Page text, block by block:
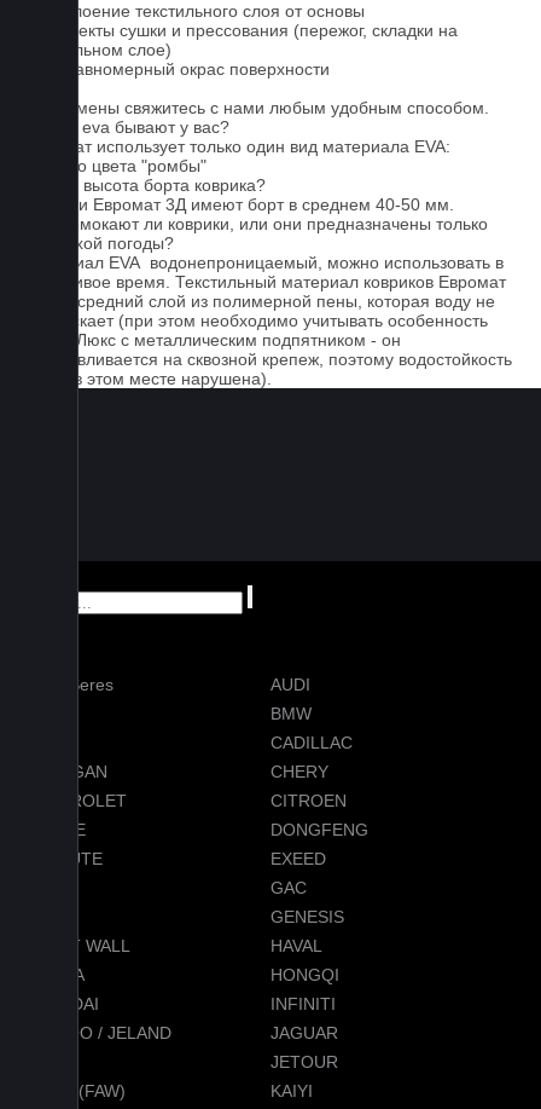
1. Отслоение текстильного слоя от основы
2. Дефекты сушки и прессования (пережог, складки на
текстильном слое)
3. Неравномерный окрас поверхности
Для замены свяжитесь с нами любым удобным способом.
Серые eva бывают у вас?
Евромат использует только один вид материала EVA:
черного цвета "ромбы"
Какова высота борта коврика?
Коврики Евромат 3Д имеют борт в среднем 40-50 мм.
Не промокают ли коврики, или они предназначены только
для сухой погоды?
Материал EVA водонепроницаемый, можно использовать в
дождливое время. Текстильный материал ковриков Евромат
имеет средний слой из полимерной пены, которая воду не
пропускает (при этом необходимо учитывать особенность
серии Люкс с металлическим подпятником - он
устанавливается на сквозной крепеж, поэтому водостойкость
ковра в этом месте нарушена).
AITO Seres
AUDI
BMW
CADILLAC
CHANGAN
CHERY
CHEVROLET
CITROEN
DODGE
DONGFENG
EVOLUTE
EXEED
GAC
GENESIS
GREAT WALL
HAVAL
HONDA
HONGQI
HYUNDAI
INFINITI
JAECOO / JELAND
JAGUAR
JETOUR
JETTA (FAW)
KAIYI